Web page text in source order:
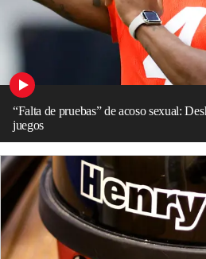
“Falta de pruebas” de acoso sexual:
juegos